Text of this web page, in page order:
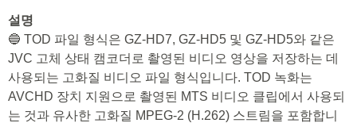
설명
🔵 TOD 파일 형식은 GZ-HD7, GZ-HD5 및 GZ-HD5와 같은
JVC 고체 상태 캠코더로 촬영된 비디오 영상을 저장하는 데
사용되는 고화질 비디오 파일 형식입니다. TOD 녹화는
AVCHD 장치 지원으로 촬영된 MTS 비디오 클립에서 사용되
는 것과 유사한 고화질 MPEG-2 (H.262) 스트림을 포함합니